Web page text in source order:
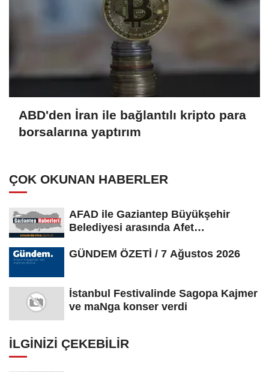
ABD'den İran ile bağlantılı kripto para
borsalarına yaptırım
ÇOK OKUNAN HABERLER
AFAD ile Gaziantep Büyükşehir
Belediyesi arasında Afet
GÜNDEM ÖZETİ / 7 Ağustos 2026
İstanbul Festivalinde Sagopa Kajmer
ve maNga konser verdi
İLGINIZI ÇEKEBILIR